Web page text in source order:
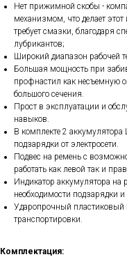
Нет прижимной скобы -
механизмом, что делает
требует смазки, благодаря
лубрикантов;
Широкий диапазон рабочей
Большая мощность при
профнастил как несъемную
большого сечения.
Прост в эксплуатации и
навыков.
В комплекте 2 аккумулятора
подзарядки от электросети.
Подвес на ремень с
работать как левой так и
Индикатор аккумулятора на
необходимости подзарядки
Ударопрочный пластиковый
транспортировки.
Комплектация: